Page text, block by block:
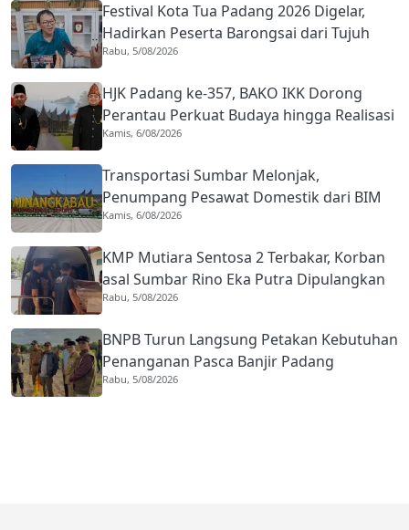
Festival Kota Tua Padang 2026 Digelar,
Hadirkan Peserta Barongsai dari Tujuh
Negara
Rabu, 5/08/2026
HJK Padang ke-357, BAKO IKK Dorong
Perantau Perkuat Budaya hingga Realisasi
Kota Gastronomi
Kamis, 6/08/2026
Transportasi Sumbar Melonjak,
Penumpang Pesawat Domestik dari BIM
Naik Hampir 33 Persen
Kamis, 6/08/2026
KMP Mutiara Sentosa 2 Terbakar, Korban
asal Sumbar Rino Eka Putra Dipulangkan
ke Agam
Rabu, 5/08/2026
BNPB Turun Langsung Petakan Kebutuhan
Penanganan Pasca Banjir Padang
Rabu, 5/08/2026